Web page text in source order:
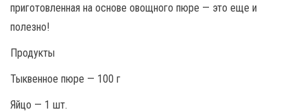
приготовленная на основе овощного пюре — это еще и
полезно!
Продукты
Тыквенное пюре — 100 г
Яйцо — 1 шт.